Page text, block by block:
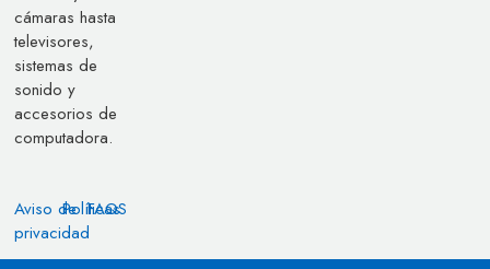
cámaras hasta
televisores,
sistemas de
sonido y
accesorios de
computadora.
Aviso de
privacidad
Políticas
FAQS